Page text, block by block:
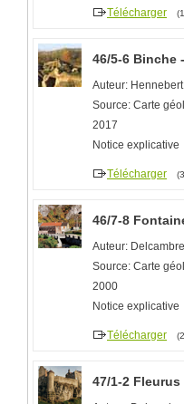
Télécharger
46/5-6 Binche
Auteur:
Source: Carte
2017
Notice explicative
Télécharger
46/7-8
Auteur:
Source: Carte
2000
Notice explicative
Télécharger
47/1-2 Fleurus